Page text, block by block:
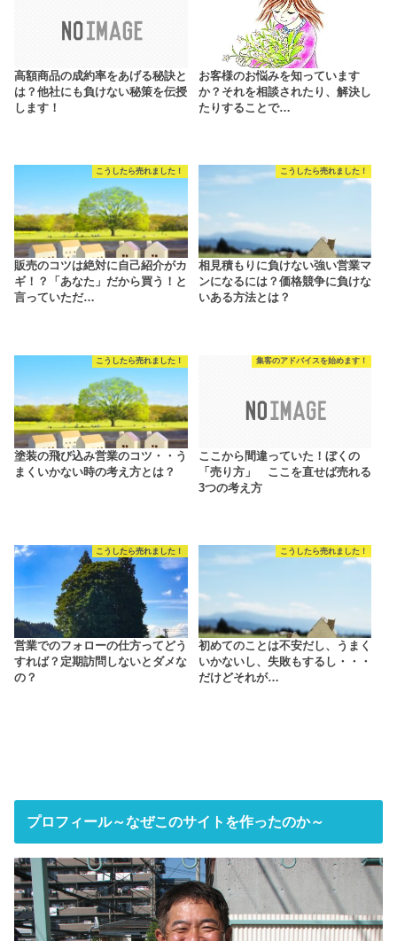
高額商品の成約率をあげる秘訣と
は？他社にも負けない秘策を伝授
します！
お客様のお悩みを知っています
か？それを相談されたり、解決し
たりすることで…
こうしたら売れました！
販売のコツは絶対に自己紹介がカ
ギ！？「あなた」だから買う！と
言っていただ…
こうしたら売れました！
相見積もりに負けない強い営業マ
ンになるには？価格競争に負けな
いある方法とは？
こうしたら売れました！
塗装の飛び込み営業のコツ・・う
まくいかない時の考え方とは？
集客のアドバイスを始めます！
ここから間違っていた！ぼくの
「売り方」 ここを直せば売れる
3つの考え方
こうしたら売れました！
営業でのフォローの仕方ってどう
すれば？定期訪問しないとダメな
の？
こうしたら売れました！
初めてのことは不安だし、うまく
いかないし、失敗もするし・・・
だけどそれが…
プロフィール～なぜこのサイトを作ったのか～